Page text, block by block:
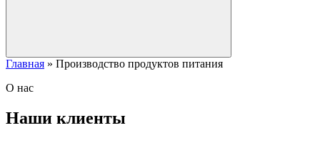
Главная » Производство продуктов питания
О нас
Наши клиенты